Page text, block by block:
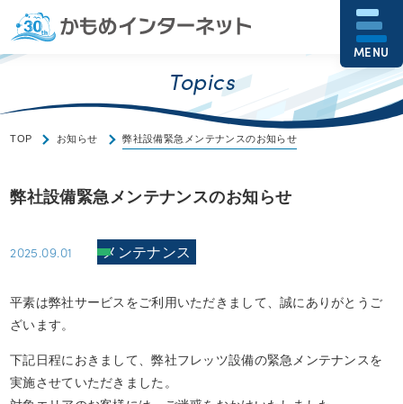
MENU
Topics
TOP お知らせ 弊社設備緊急メンテナンスのお知らせ
弊社設備緊急メンテナンスのお知らせ
2025.09.01 メンテナンス
平素は弊社サービスをご利用いただきまして、誠にありがとうご
ざいます。
下記日程におきまして、弊社フレッツ設備の緊急メンテナンスを
実施させていただきました。